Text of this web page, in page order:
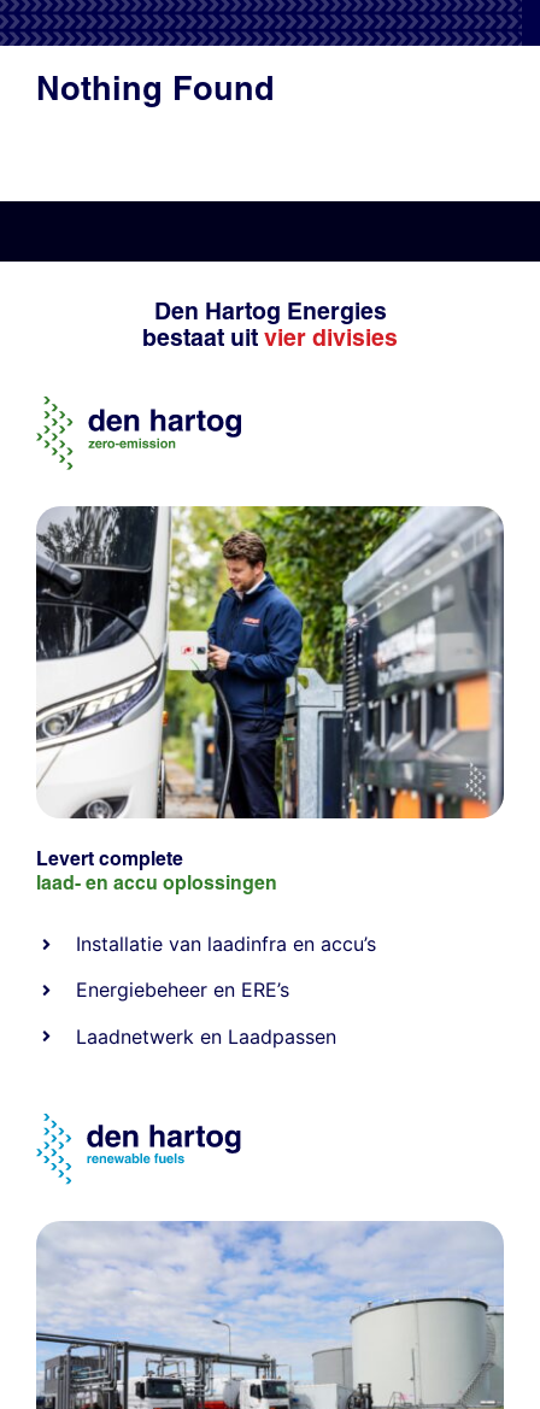
Productadvies
Nothing Found
Den Hartog Energies
bestaat uit vier divisies
Levert complete
laad- en accu oplossingen
Installatie van laadinfra en accu’s
Energiebeheer en ERE’s
Laadnetwerk en Laadpassen